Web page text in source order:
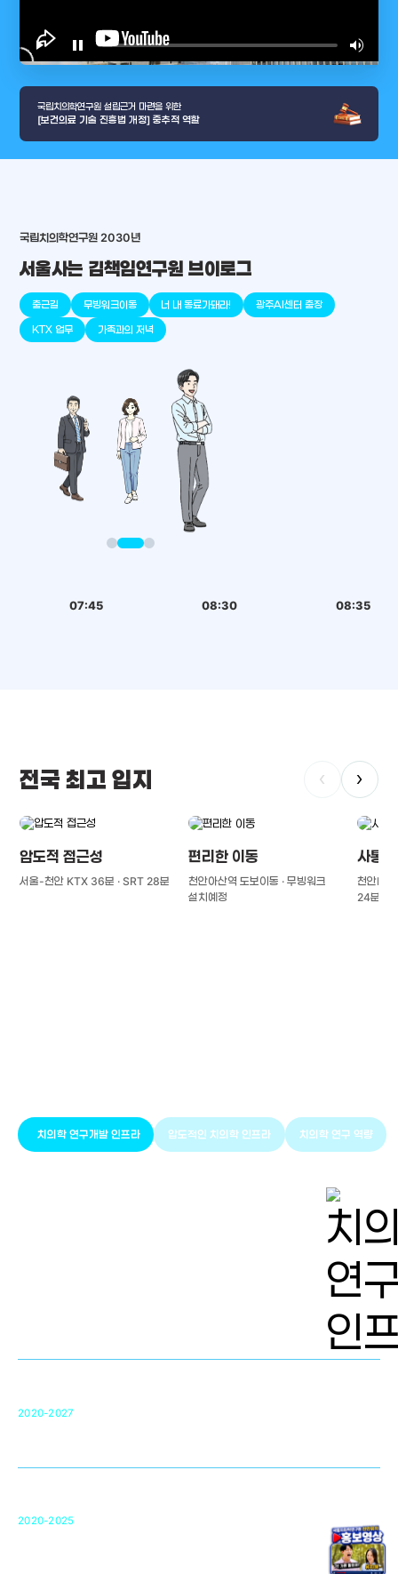
충청남도place
천안
place
세종
place
판교
place
오송
place
대덕
place
원주
play_arrow pause volume_up
국립치의학연구원 설립근거 마련을 위한
[보건의료 기술 진흥법 개정] 중추적 역할
국립치의학연구원 2030년
서울사는 김책임연구원 브이로그
출근길 무빙워크이동 너 내 동료가돼라! 광주AI센터 출장
KTX 업무 가족과의 저녁
07:45 08:30 08:35
전국 최고 입지 ‹ ›
압도적 접근성
서울-천안 KTX 36분 · SRT 28분
편리한 이동
천안아산역 도보이동 · 무빙워크
설치예정
사통
천안IC(
24분
치의학 연구개발 인프라 압도적인 치의학 인프라 치의학 연구 역량
2020-2027
2020-2025 50
미국 베크만연구소